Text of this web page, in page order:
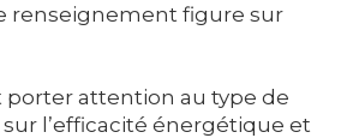
renseignement figure sur
attention au type de
l’efficacité énergétique et